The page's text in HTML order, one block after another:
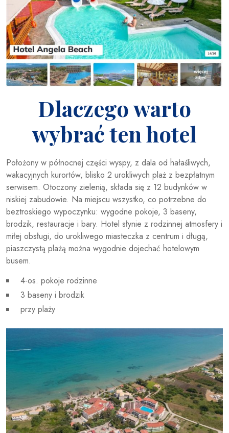
Dlaczego warto
wybrać ten hotel
Położony w północnej części wyspy, z dala od hałaśliwych,
wakacyjnych kurortów, blisko 2 urokliwych plaż z bezpłatnym
serwisem. Otoczony zielenią, składa się z 12 budynków w
niskiej zabudowie. Na miejscu wszystko, co potrzebne do
beztroskiego wypoczynku: wygodne pokoje, 3 baseny,
brodzik, restauracje i bary. Hotel słynie z rodzinnej atmosfery i
miłej obsługi, do urokliwego miasteczka z centrum i długą,
piaszczystą plażą można wygodnie dojechać hotelowym
busem.
4-os. pokoje rodzinne
3 baseny i brodzik
przy plaży